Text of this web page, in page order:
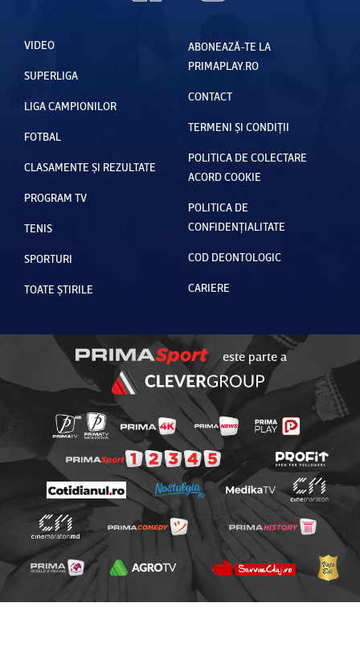
VIDEO
SUPERLIGA
LIGA CAMPIONILOR
FOTBAL
CLASAMENTE ȘI REZULTATE
PROGRAM TV
TENIS
SPORTURI
TOATE ȘTIRILE
ABONEAZĂ-TE LA
PRIMAPLAY.RO
CONTACT
TERMENI ȘI CONDIȚII
POLITICA DE COLECTARE
ACORD COOKIE
POLITICA DE
CONFIDENȚIALITATE
COD DEONTOLOGIC
CARIERE
este parte a